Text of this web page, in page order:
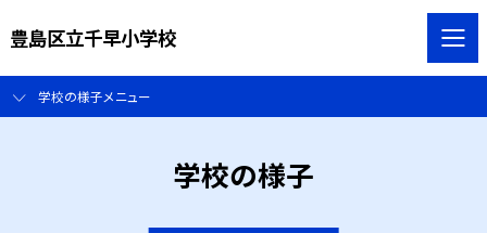
豊島区立千早小学校
学校の様子メニュー
学校の様子